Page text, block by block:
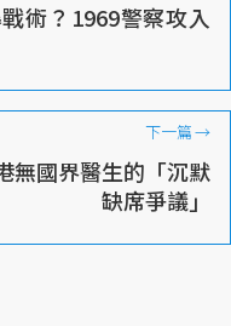
術？1969警察攻入
下一篇→
無國界醫生的「沉默
缺席爭議」